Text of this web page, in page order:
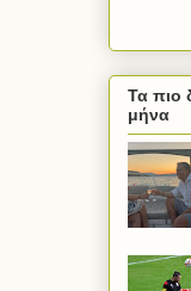
Τα πιο
μήνα